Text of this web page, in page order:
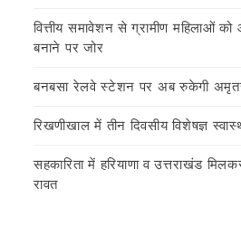
वित्तीय समावेशन से ग्रामीण महिलाओं
बनाने पर जोर
बनबसा रेलवे स्टेशन पर अब रुकेगी
रिखणीखाल में तीन दिवसीय विशेषज्ञ
सहकारिता में हरियाणा व उत्तराखंड
रावत